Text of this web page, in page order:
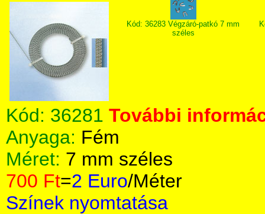
Kód: 36283 Végzáró-patkó 7 mm
széles
Kód: 36281 További
Anyaga: Fém
Méret: 7 mm széles
700 Ft=2 Euro/Méter
Színek nyomtatása